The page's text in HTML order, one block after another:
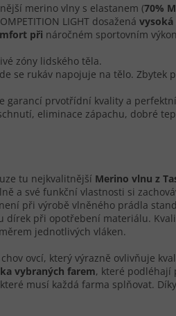
merino vlny s elastanem (70%
LIGHT dosažená vysoká
při náročném sportovním
zóny lidského těla.
se rukáv napojuje na tělo. Zbytek
garancí prvotřídní kvality a
eliminace zápachu, dobré
tu nejkvalitnější Merino vlnu z
a své funkční vlastnosti si
při výrobě vlněného prádla
dírek při opotřebení materiálu.
jednotlivých vláken.
ovcí, který výrazně ovlivňuje
vybraných farem, které podléhají
musí každá farma splňovat.